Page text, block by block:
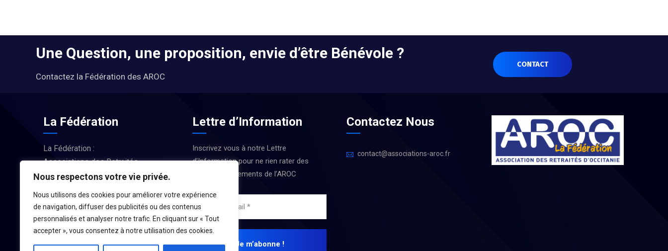
Nous respectons votre vie privée.
Nous utilisons des cookies pour améliorer votre expérience
de navigation, diffuser des publicités ou des contenus
personnalisés et analyser notre trafic. En cliquant sur « Tout
accepter », vous consentez à notre utilisation des cookies.
Une Question, une proposition, envie d’être Bénévole ?
Contactez la Fédération des AROC
CONTACT
La Fédération
La Fédération :
Associations des Retraités
d’Occitanie
LA FÉDÉRATION
Lettre d’Information
Inscrivez vous à notre Lettre
d’Information pour ne rien rater des
Actus et Évènements de l’AROC
Contactez Nous
contact@associations-aroc.fr